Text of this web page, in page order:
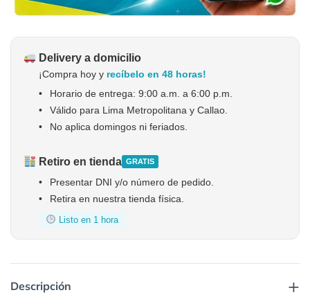
Delivery a domicilio
¡Compra hoy y recíbelo en 48 horas!
•
Horario de entrega: 9:00 a.m. a 6:00 p.m.
•
Válido para Lima Metropolitana y Callao.
•
No aplica domingos ni feriados.
Retiro en tienda GRATIS
•
Presentar DNI y/o número de pedido.
•
Retira en nuestra tienda física.
Listo en 1 hora
Descripción +